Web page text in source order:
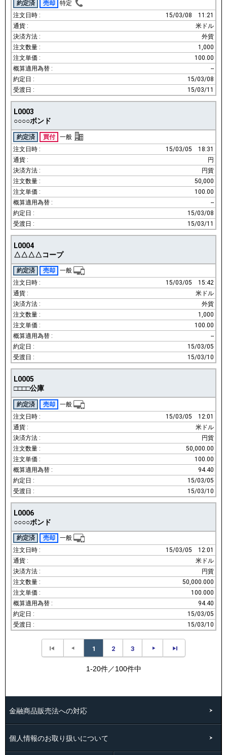
約定済 売却
特定
15/03/08
11:21
米ドル
外貨
1,000
100.00
--
15/03/08
15/03/11
L0003
○○○○ボンド
約定済 買付
一般
15/03/05
18:31
円
円貨
50,000
100.00
--
15/03/08
15/03/11
L0004
△△△△コープ
約定済 売却
一般
15/03/05
15:42
米ドル
外貨
1,000
100.00
--
15/03/05
15/03/10
L0005
□□□□公庫
約定済 売却
一般
15/03/05
12:01
米ドル
円貨
50,000.00
100.00
94.40
15/03/05
15/03/10
L0006
○○○○ボンド
約定済 売却
一般
15/03/05
12:01
米ドル
円貨
50,000.000
100.000
94.40
15/03/05
15/03/10
1 2 3
1-20件／100件中
金融商品販売法への対応
個人情報のお取り扱いについて